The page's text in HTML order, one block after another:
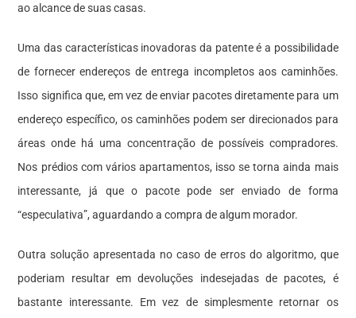
ao alcance de suas casas.
Uma das características inovadoras da patente é a possibilidade
de fornecer endereços de entrega incompletos aos caminhões.
Isso significa que, em vez de enviar pacotes diretamente para um
endereço específico, os caminhões podem ser direcionados para
áreas onde há uma concentração de possíveis compradores.
Nos prédios com vários apartamentos, isso se torna ainda mais
interessante, já que o pacote pode ser enviado de forma
“especulativa”, aguardando a compra de algum morador.
Outra solução apresentada no caso de erros do algoritmo, que
poderiam resultar em devoluções indesejadas de pacotes, é
bastante interessante. Em vez de simplesmente retornar os